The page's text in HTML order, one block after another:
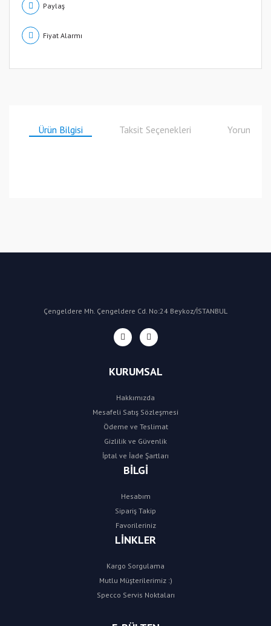
Paylaş
Fiyat Alarmı
Ürün Bilgisi Taksit Seçenekleri Yorumlar
Çengeldere Mh. Çengeldere Cd. No:24 Beykoz/İSTANBUL
KURUMSAL
Hakkımızda
Mesafeli Satış Sözleşmesi
Ödeme ve Teslimat
Gizlilik ve Güvenlik
İptal ve İade Şartları
BİLGİ
Hesabım
Sipariş Takip
Favorileriniz
LİNKLER
Kargo Sorgulama
Mutlu Müşterilerimiz :)
Specco Servis Noktaları